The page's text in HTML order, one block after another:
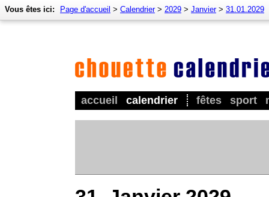
accueil calendrier fêtes sport
Vous êtes ici: Page d'accueil > Calendrier> 2029 > Janvier> 31.01.2029